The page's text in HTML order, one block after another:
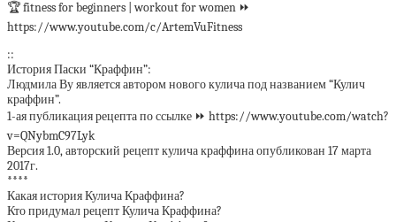
🏆 fitness for beginners | workout for women ⏩
https://www.youtube.com/c/ArtemVuFitness
::
История Паски “Краффин”:
Людмила Ву является автором нового кулича под названием “Кулич
краффин”.
1-ая публикация рецепта по ссылке ⏩ https://www.youtube.com/watch?
v=QNybmC97Lyk
Версия 1.0, авторский рецепт кулича краффина опубликован 17 марта
2017г.
****
Какая история Кулича Краффина?
Кто придумал рецепт Кулича Краффина?